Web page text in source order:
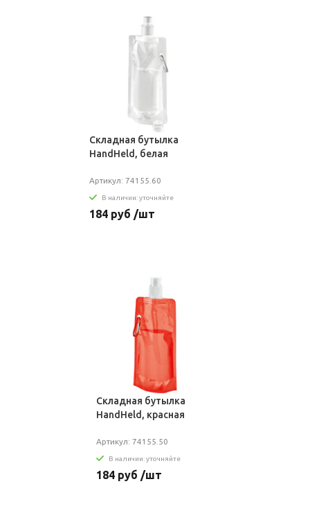
Складная бутылка
HandHeld, белая
Артикул: 74155.60
В наличии: уточняйте
184 руб /шт
Складная бутылка
HandHeld, красная
Артикул: 74155.50
В наличии: уточняйте
184 руб /шт